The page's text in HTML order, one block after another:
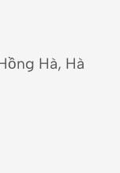
Hà, Hà